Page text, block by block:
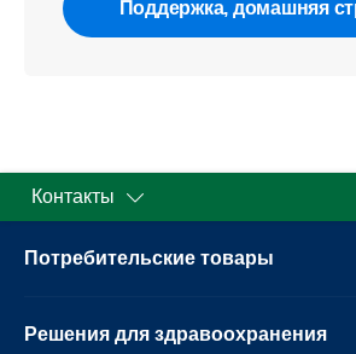
Поддержка, домашняя
Контакты
Потребительские товары
Решения для здравоохранения